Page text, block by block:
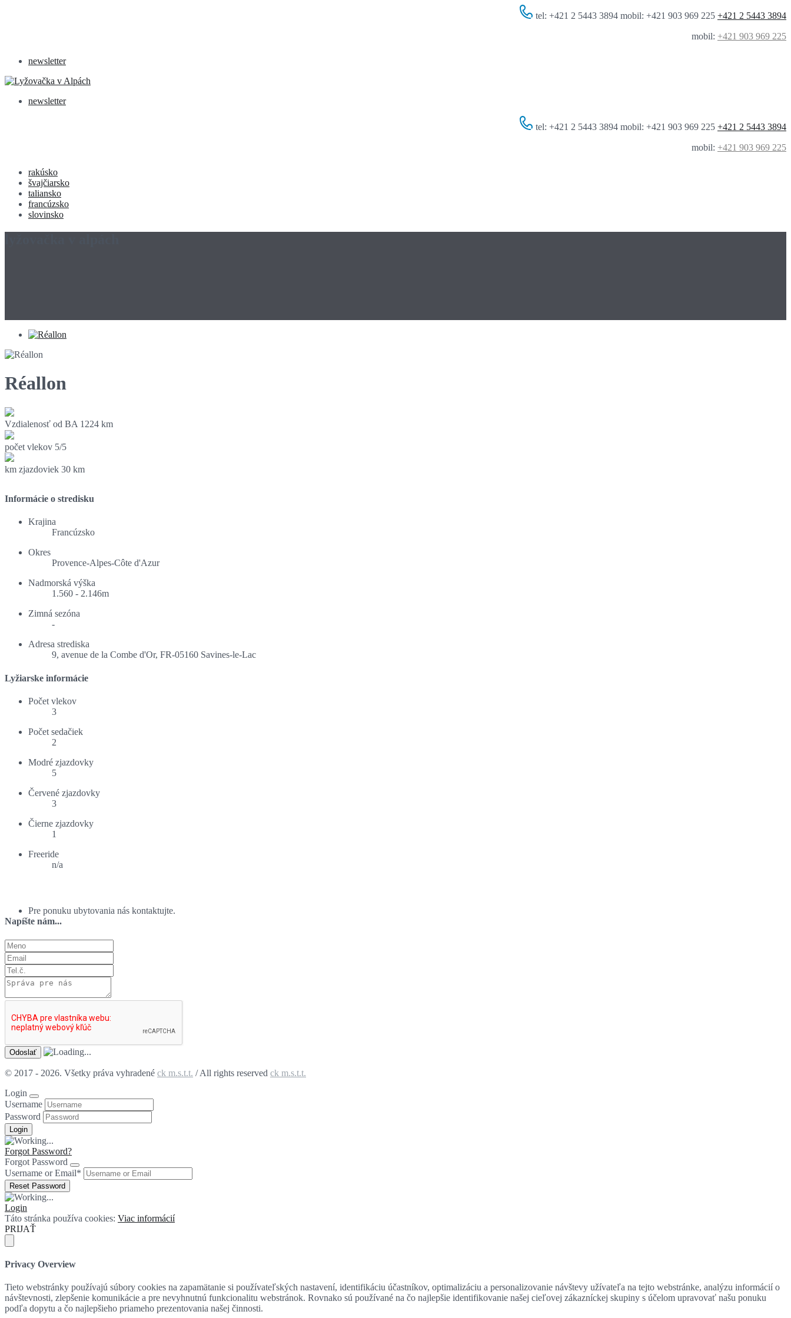
tel: +421 2 5443 3894 mobil: +421 903 969 225 +421 2 5443 3894
mobil: +421 903 969 225
newsletter
newsletter
tel: +421 2 5443 3894 mobil: +421 903 969 225 +421 2 5443 3894
mobil: +421 903 969 225
rakúsko
švajčiarsko
taliansko
francúzsko
slovinsko
Réallon
Vzdialenosť od BA 1224 km
počet vlekov 5/5
km zjazdoviek 30 km
Informácie o stredisku
Krajina
Francúzsko
Okres
Provence-Alpes-Côte d'Azur
Nadmorská výška
1.560 - 2.146m
Zimná sezóna
-
Adresa strediska
9, avenue de la Combe d'Or, FR-05160 Savines-le-Lac
Lyžiarske informácie
Počet vlekov
3
Počet sedačiek
2
Modré zjazdovky
5
Červené zjazdovky
3
Čierne zjazdovky
1
Freeride
n/a
Pre ponuku ubytovania nás kontaktujte.
Napíšte nám...
© 2017 - 2026. Všetky práva vyhradené ck m.s.t.t. / All rights reserved ck m.s.t.t.
Login
Username
Password
Forgot Password?
Forgot Password
Username or Email*
Login
Táto stránka používa cookies: Viac informácií
PRIJAŤ
Privacy Overview
Tieto webstránky používajú súbory cookies na zapamätanie si používateľských nastavení, identifikáciu účastníkov, optimalizáciu a personalizovanie návštevy užívateľa na tejto webstránke, analýzu informácií o
návštevnosti, zlepšenie komunikácie a pre nevyhnutnú funkcionalitu webstránok. Rovnako sú používané na čo najlepšie identifikovanie našej cieľovej zákazníckej skupiny s účelom upravovať našu ponuku
podľa dopytu a čo najlepšieho priameho prezentovania našej činnosti.